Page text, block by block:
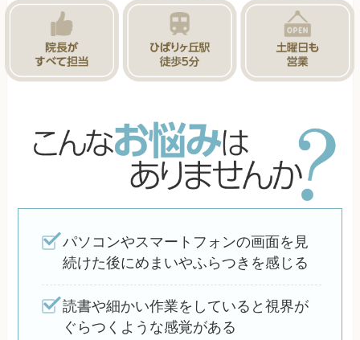
パソコンやスマートフォンの画面を見
続けた後にめまいやふらつきを感じる
読書や細かい作業をしていると視界が
ぐらつくような感覚がある